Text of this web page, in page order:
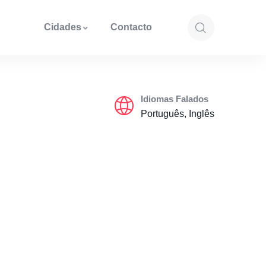
Cidades Contacto
Idiomas Falados
Português, Inglês